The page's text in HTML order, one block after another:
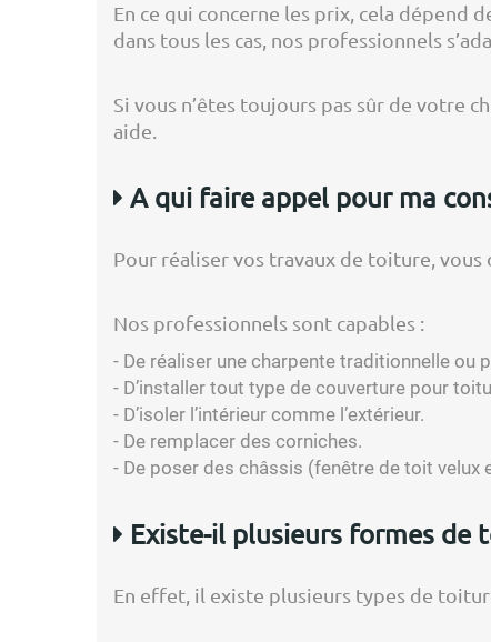
En ce qui concerne les prix, cela
dans tous les cas, nos professionnels
Si vous n’êtes toujours pas sûr de votre
aide.
A qui faire appel pour ma
Pour réaliser vos travaux de toiture, vous
Nos professionnels sont capables :
- De réaliser une charpente traditionnelle ou
- D’installer tout type de couverture pour
- D’isoler l’intérieur comme l’extérieur.
- De remplacer des corniches.
- De poser des châssis (fenêtre de toit velux
Existe-il plusieurs formes de
En effet, il existe plusieurs types de